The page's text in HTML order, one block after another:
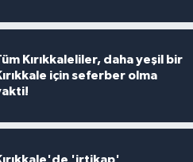
Kırıkkaleliler, daha yeşil bir
için seferber olma
'irtikap'